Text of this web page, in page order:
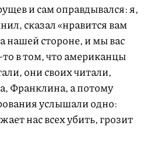
и сам оправдывался: я,
сказал «нравится вам
нашей стороне, и мы вас
в том, что американцы
они своих читали,
Франклина, а потому
услышали одно:
нас всех убить, грозит